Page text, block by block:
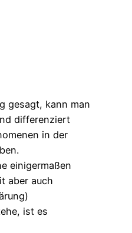
gesagt, kann man
differenziert
in der
einigermaßen
aber auch
ist es